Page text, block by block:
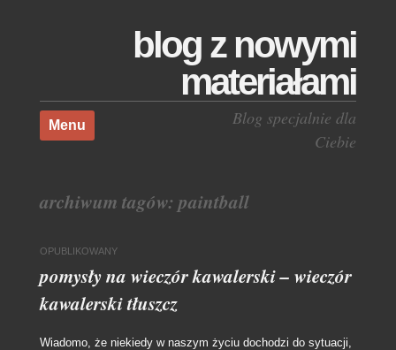
blog z nowymi
materiałami
Blog specjalnie dla
Ciebie
Menu
Skocz do treści
archiwum tagów:paintball
OPUBLIKOWANY
pomysły na wieczór kawalerski – wieczór
kawalerski tłuszcz
Wiadomo, że niekiedy w naszym życiu dochodzi do sytuacji,